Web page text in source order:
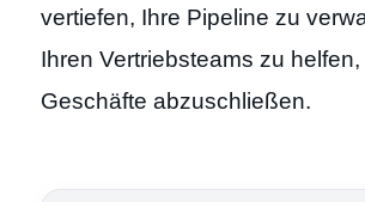
vertiefen, Ihre Pipeline zu
Ihren Vertriebsteams zu
Geschäfte abzuschließen.